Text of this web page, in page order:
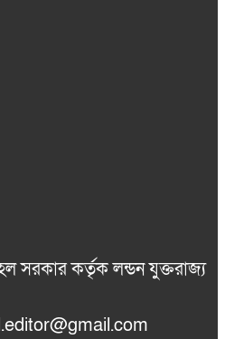
সরকার কর্তৃক লন্ডন যুক্তরাজ্য